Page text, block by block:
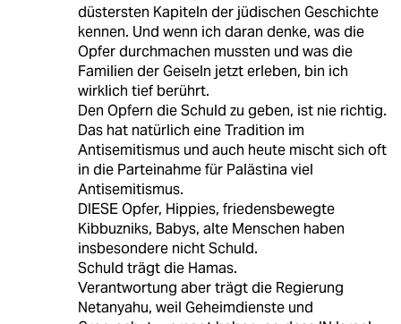
düstersten Kapiteln der jüdischen Geschichte
kennen. Und wenn ich daran denke, was die
Opfer durchmachen mussten und was die
Familien der Geiseln jetzt erleben, bin ich
wirklich tief berührt.
Den Opfern die Schuld zu geben, ist nie richtig.
Das hat natürlich eine Tradition im
Antisemitismus und auch heute mischt sich oft
in die Parteinahme für Palästina viel
Antisemitismus.
DIESE Opfer, Hippies, friedensbewegte
Kibbuzniks, Babys, alte Menschen haben
insbesondere nicht Schuld.
Schuld trägt die Hamas.
Verantwortung aber trägt die Regierung
Netanyahu, weil Geheimdienste und